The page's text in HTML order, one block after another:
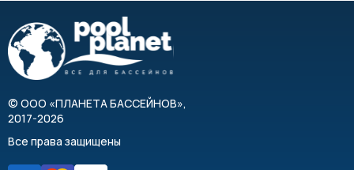
© ООО «ПЛАНЕТА БАССЕЙНОВ»,
2017-2026
Все права защищены